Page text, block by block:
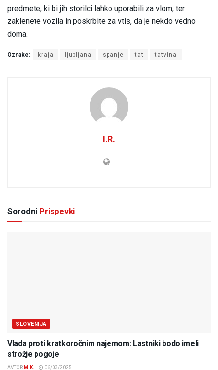
predmete, ki bi jih storilci lahko uporabili za vlom, ter
zaklenete vozila in poskrbite za vtis, da je nekdo vedno
doma.
Oznake: kraja ljubljana spanje tat tatvina
I.R.
Sorodni Prispevki
SLOVENIJA
Vlada proti kratkoročnim najemom: Lastniki bodo imeli
strožje pogoje
AVTOR M.K. 06/03/2025